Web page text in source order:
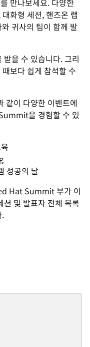
만나보세요. 다양한
화형 세션, 핸즈온 랩
귀사의 팀이 함께 발
받을 수 있습니다. 그리
보다 쉽게 참석할 수
같이 다양한 이벤트에
을 경험할 수 있
성공의 날
Hat Summit 부가 이
및 발표자 전체 목록
.